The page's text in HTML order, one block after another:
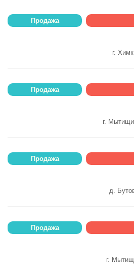
Продажа
г.
Продажа
г.
Продажа
д.
Продажа
г.